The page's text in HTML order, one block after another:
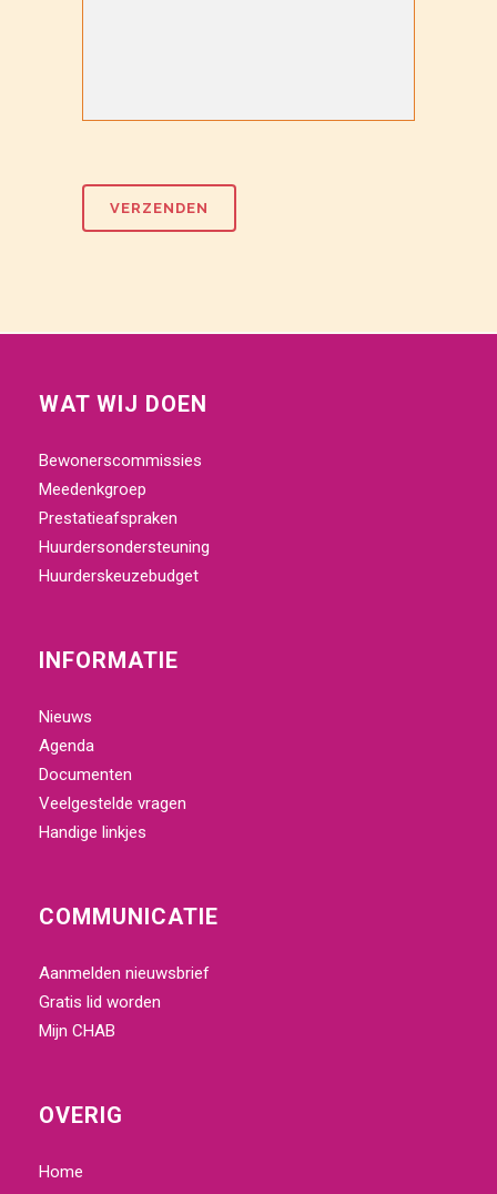
WAT WIJ DOEN
Bewonerscommissies
Meedenkgroep
Prestatieafspraken
Huurdersondersteuning
Huurderskeuzebudget
INFORMATIE
Nieuws
Agenda
Documenten
Veelgestelde vragen
Handige linkjes
COMMUNICATIE
Aanmelden nieuwsbrief
Gratis lid worden
Mijn CHAB
OVERIG
Home